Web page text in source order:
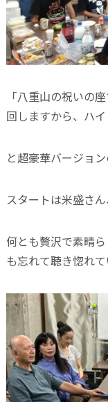
「八重山の祝いの
回しますから、ハイ
と超豪華バージョ
スタートは米盛さ
何とも贅沢で素晴
も忘れて聴き惚れて